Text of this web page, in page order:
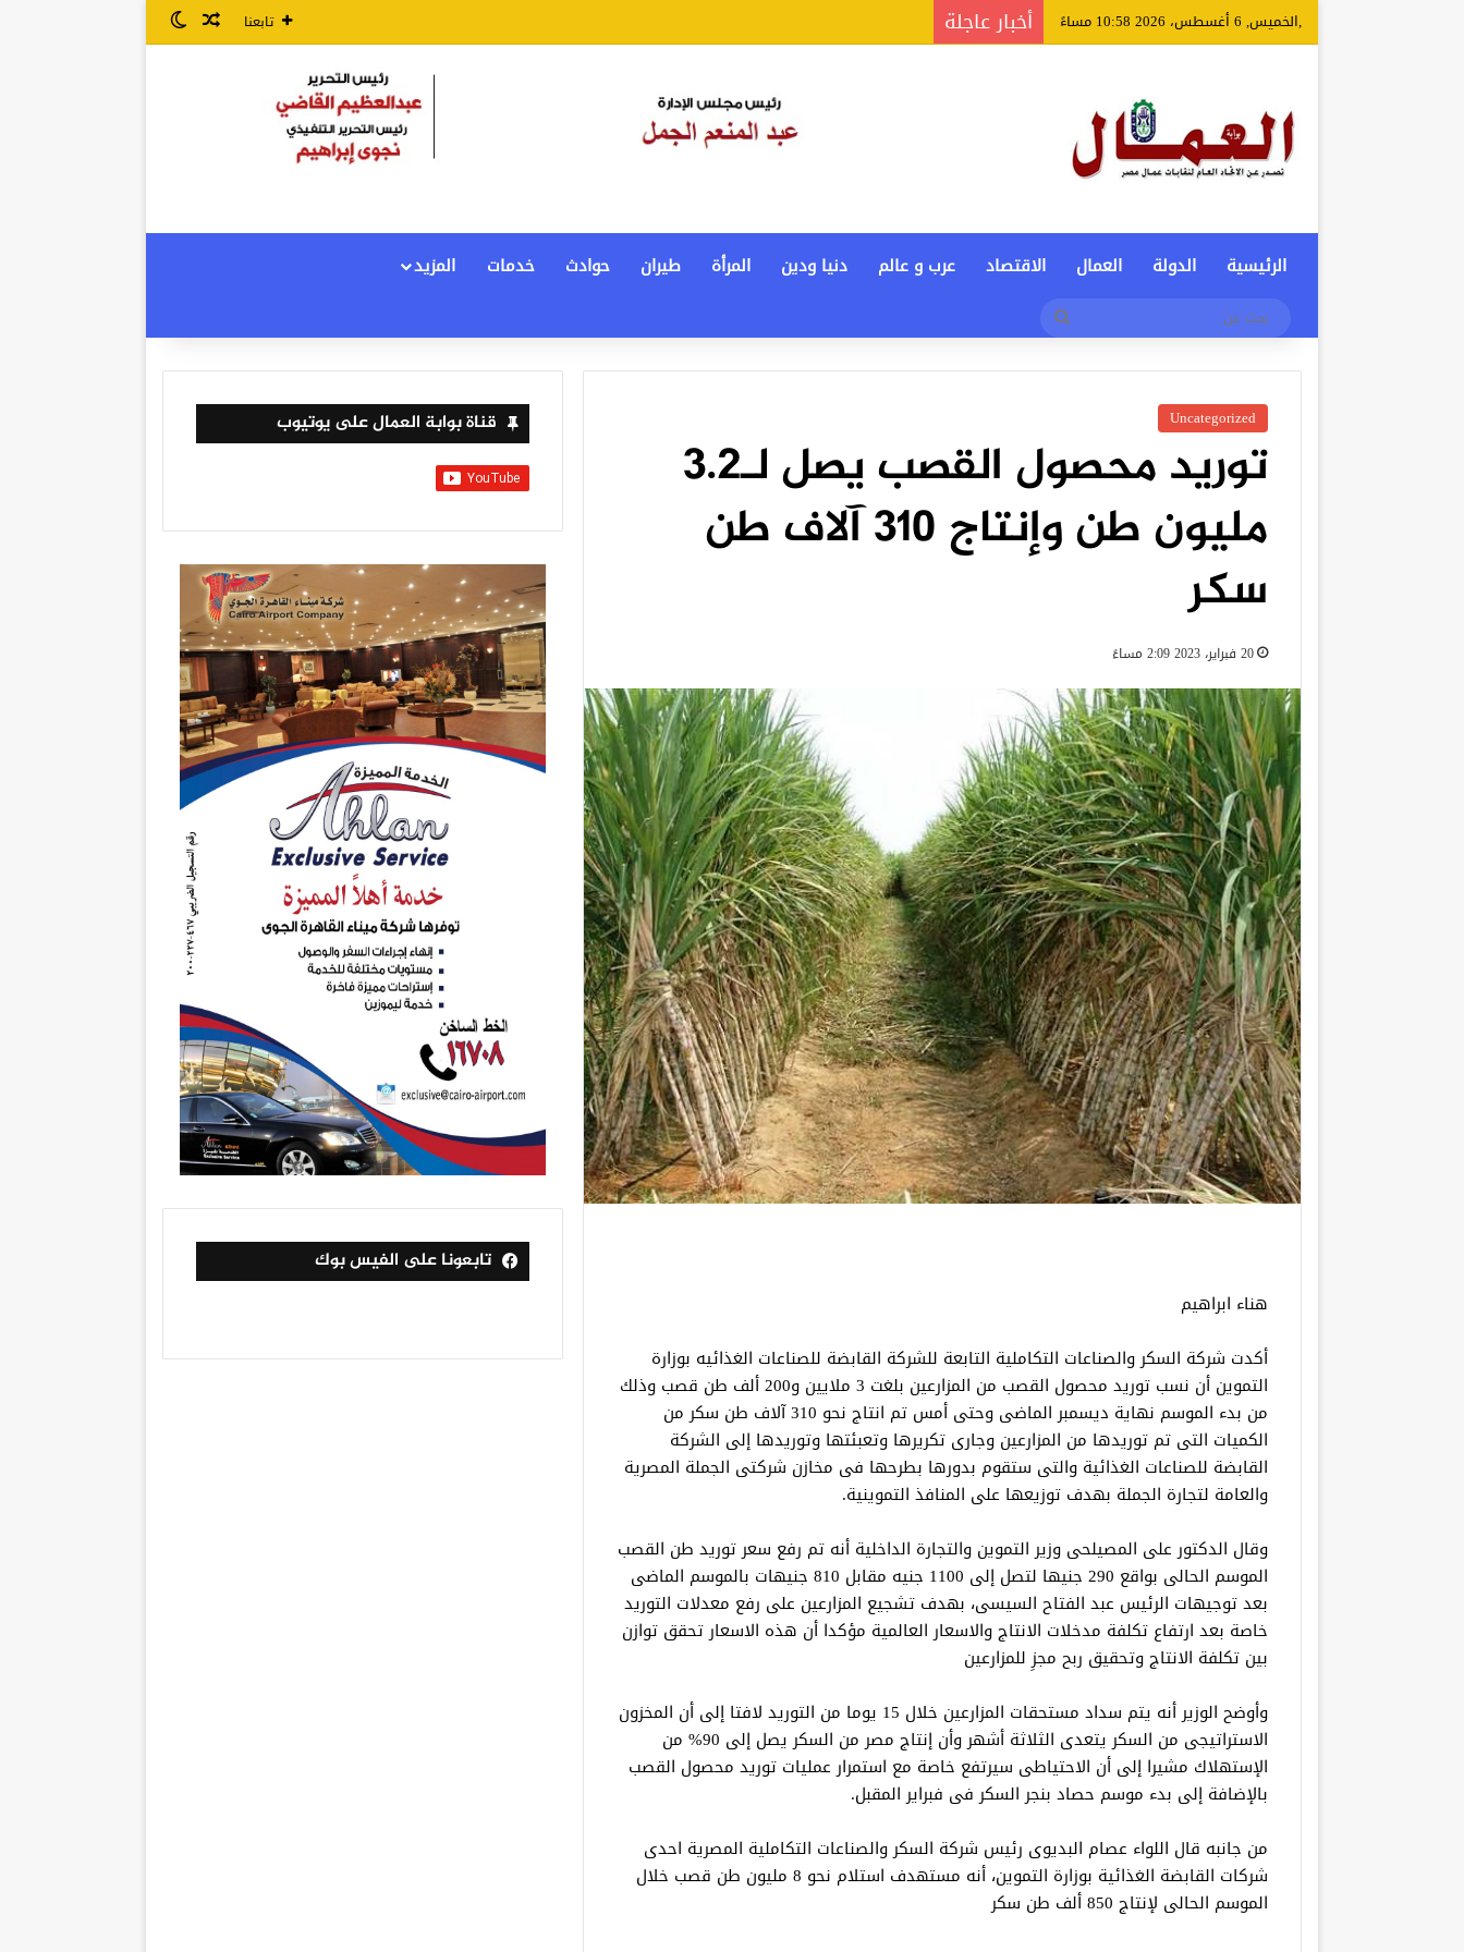
,الخميس, 6 أغسطس، 2026 10:58 مساءً أخبار عاجلة تابعنا مقال عشوائي
الوضع المظلم
الرئيسية الدولة العمال الاقتصاد عرب و عالم دنيا ودين المرأة طيران حوادث خدمات
المزيد
Uncategorized
توريد محصول القصب يصل لـ3.2
مليون طن وإنتاج 310 آلاف طن
سكر
20 فبراير، 2023 2:09 مساءً
هناء ابراهيم
أكدت شركة السكر والصناعات التكاملية التابعة للشركة القابضة للصناعات الغذائيه بوزارة
التموين أن نسب توريد محصول القصب من المزارعين بلغت 3 ملايين و200 ألف طن قصب وذلك
من بدء الموسم نهاية ديسمبر الماضى وحتى أمس تم انتاج نحو 310 آلاف طن سكر من
الكميات التى تم توريدها من المزارعين وجارى تكريرها وتعبئتها وتوريدها إلى الشركة
القابضة للصناعات الغذائية والتى ستقوم بدورها بطرحها فى مخازن شركتى الجملة المصرية
والعامة لتجارة الجملة بهدف توزيعها على المنافذ التموينية.
وقال الدكتور على المصيلحى وزير التموين والتجارة الداخلية أنه تم رفع سعر توريد طن القصب
الموسم الحالى بواقع 290 جنيها لتصل إلى 1100 جنيه مقابل 810 جنيهات بالموسم الماضى
بعد توجيهات الرئيس عبد الفتاح السيسى، بهدف تشجيع المزارعين على رفع معدلات التوريد
خاصة بعد ارتفاع تكلفة مدخلات الانتاج والاسعار العالمية مؤكدا أن هذه الاسعار تحقق توازن
بين تكلفة الانتاج وتحقيق ربح مجزِ للمزارعين
وأوضح الوزير أنه يتم سداد مستحقات المزارعين خلال 15 يوما من التوريد لافتا إلى أن المخزون
الاستراتيجى من السكر يتعدى الثلاثة أشهر وأن إنتاج مصر من السكر يصل إلى 90% من
الإستهلاك مشيرا إلى أن الاحتياطى سيرتفع خاصة مع استمرار عمليات توريد محصول القصب
بالإضافة إلى بدء موسم حصاد بنجر السكر فى فبراير المقبل.
من جانبه قال اللواء عصام البديوى رئيس شركة السكر والصناعات التكاملية المصرية احدى
شركات القابضة الغذائية بوزارة التموين، أنه مستهدف استلام نحو 8 مليون طن قصب خلال
الموسم الحالى لإنتاج 850 ألف طن سكر
قناة بوابة العمال على يوتيوب
تابعونا على الفيس بوك